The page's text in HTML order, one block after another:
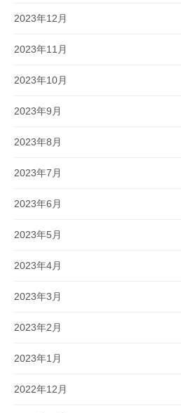
2023年12月
2023年11月
2023年10月
2023年9月
2023年8月
2023年7月
2023年6月
2023年5月
2023年4月
2023年3月
2023年2月
2023年1月
2022年12月